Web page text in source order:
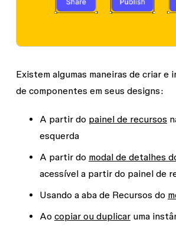
Existem algumas maneiras de criar e
de componentes em seus designs:
A partir do painel de recursos
esquerda
A partir do modal de detalhes
acessível a partir do painel de
Usando a aba de Recursos do
Ao copiar ou duplicaruma